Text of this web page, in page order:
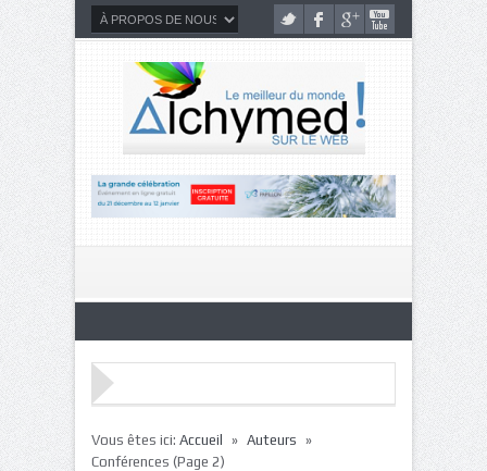
Vous êtes ici: Accueil » Auteurs »
Conférences (Page 2)